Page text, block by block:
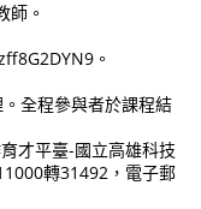
師。
。
全程參與者於課程結
才平臺-國立高雄科技
轉31492，電子郵